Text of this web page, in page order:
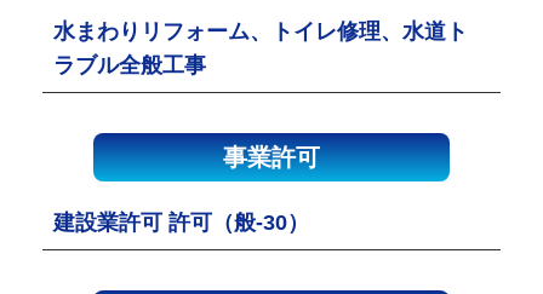
水まわりリフォーム、トイレ修理、水道ト
ラブル全般工事
事業許可
建設業許可 許可（般-30）